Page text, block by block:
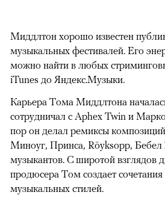
Миддлтон хорошо известен
музыкальных фестивалей. Его
можно найти в любых
iTunes до Яндекс.Музыки.
Карьера Тома Миддлтона
сотрудничал с Aphex Twin и
пор он делал ремиксы
Миноуг, Принса, Röyksopp,
музыкантов. С широтой взглядов
продюсера Том создает
музыкальных стилей.